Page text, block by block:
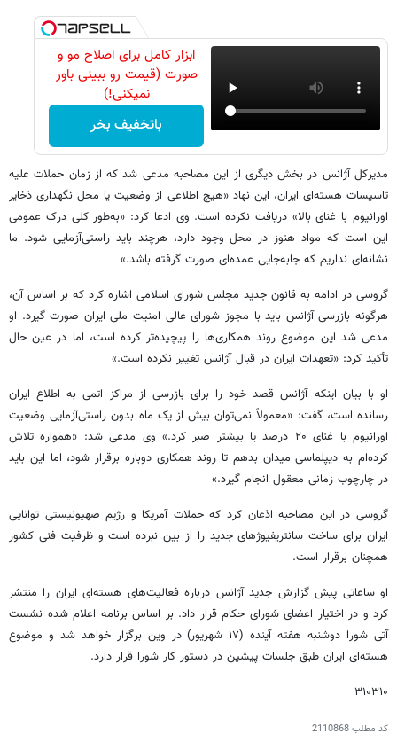
ابزار کامل برای اصلاح مو و
صورت (قیمت رو ببینی باور
نمیکنی!)
باتخفیف بخر
مدیرکل آژانس در بخش دیگری از این مصاحبه مدعی شد که از زمان حملات علیه
تاسیسات هسته‌ای ایران، این نهاد «هیچ اطلاعی از وضعیت یا محل نگهداری ذخایر
اورانیوم با غنای بالا» دریافت نکرده است. وی ادعا کرد: «به‌طور کلی درک عمومی
این است که مواد هنوز در محل وجود دارد، هرچند باید راستی‌آزمایی شود. ما
نشانه‌ای نداریم که جابه‌جایی عمده‌ای صورت گرفته باشد.»
گروسی در ادامه به قانون جدید مجلس شورای اسلامی اشاره کرد که بر اساس آن،
هرگونه بازرسی آژانس باید با مجوز شورای عالی امنیت ملی ایران صورت گیرد. او
مدعی شد این موضوع روند همکاری‌ها را پیچیده‌تر کرده است، اما در عین حال
تأکید کرد: «تعهدات ایران در قبال آژانس تغییر نکرده است.»
او با بیان اینکه آژانس قصد خود را برای بازرسی از مراکز اتمی به اطلاع ایران
رسانده است، گفت: «معمولاً نمی‌توان بیش از یک ماه بدون راستی‌آزمایی وضعیت
اورانیوم با غنای ۲۰ درصد یا بیشتر صبر کرد.» وی مدعی شد: «همواره تلاش
کرده‌ام به دیپلماسی میدان بدهم تا روند همکاری دوباره برقرار شود، اما این باید
در چارچوب زمانی معقول انجام گیرد.»
گروسی در این مصاحبه اذعان کرد که حملات آمریکا و رژیم صهیونیستی توانایی
ایران برای ساخت سانتریفیوژهای جدید را از بین نبرده است و ظرفیت فنی کشور
همچنان برقرار است.
او ساعاتی پیش گزارش جدید آژانس درباره فعالیت‌های هسته‌ای ایران را منتشر
کرد و در اختیار اعضای شورای حکام قرار داد. بر اساس برنامه اعلام شده نشست
آتی شورا دوشنبه هفته آینده (۱۷ شهریور) در وین برگزار خواهد شد و موضوع
هسته‌ای ایران طبق جلسات پیشین در دستور کار شورا قرار دارد.
۳۱۰۳۱۰
کد مطلب2110868